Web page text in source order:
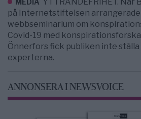
MEDIA YTTRANDEFRIHET. När
på Internetstiftelsen
webbseminarium om
Covid-19 med
Önnerfors fick publiken inte ställa
experterna.
ANNONSERA I NEWSVOICE